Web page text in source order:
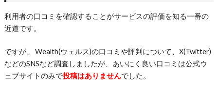
利用者の口コミを確認することがサービスの評価を知る一番の
近道です。
ですが、 Wealth(ウェルス)の口コミや評判について、X(Twitter)
などのSNSなど調査しましたが、あいにく良い口コミは公式ウ
ェブサイトのみで投稿はありませんでした。